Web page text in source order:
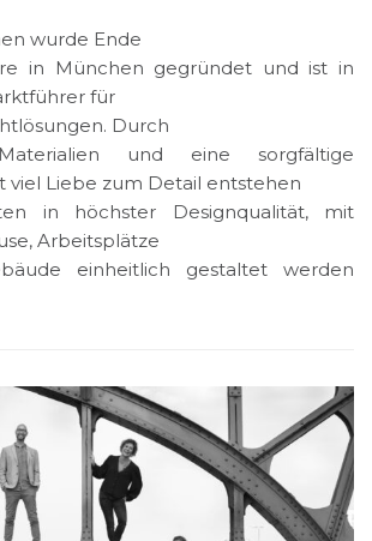
wurde Ende
in München gegründet und ist in
für
Durch
und eine sorgfältige
viel Liebe zum Detail entstehen
in höchster Designqualität, mit
Arbeitsplätze
einheitlich gestaltet werden